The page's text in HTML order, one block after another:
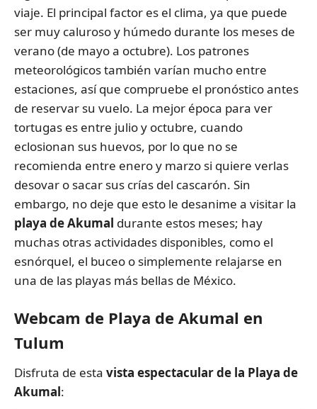
viaje. El principal factor es el clima, ya que puede
ser muy caluroso y húmedo durante los meses de
verano (de mayo a octubre). Los patrones
meteorológicos también varían mucho entre
estaciones, así que compruebe el pronóstico antes
de reservar su vuelo. La mejor época para ver
tortugas es entre julio y octubre, cuando
eclosionan sus huevos, por lo que no se
recomienda entre enero y marzo si quiere verlas
desovar o sacar sus crías del cascarón. Sin
embargo, no deje que esto le desanime a visitar la
playa de Akumal durante estos meses; hay
muchas otras actividades disponibles, como el
esnórquel, el buceo o simplemente relajarse en
una de las playas más bellas de México.
Webcam de Playa de Akumal en
Tulum
Disfruta de esta vista espectacular de la Playa de
Akumal: